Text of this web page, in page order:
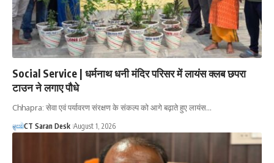
Social Service | धर्मनाथ धनी मंदिर परिसर में लायंस क्लब छपरा
टाउन ने लगाए पौधे
Chhapra: सेवा एवं पर्यावरण संरक्षण के संकल्प को आगे बढ़ाते हुए लायंस…
CT Saran Desk August 1, 2026